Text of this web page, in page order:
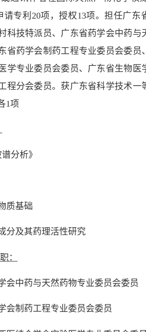
请专利 20项，授权13项。担任广东
科技特派员、广东省药学会中药与
省药学会制药工程专业委员会委员
学专业委员会委员、广东省生物医
程分会委员。获广东省科学技术一
1项
分析》
质基础
分及其药理活性研究
：
会中药与天然药物专业委员会委员
会制药工程专业委员会委员